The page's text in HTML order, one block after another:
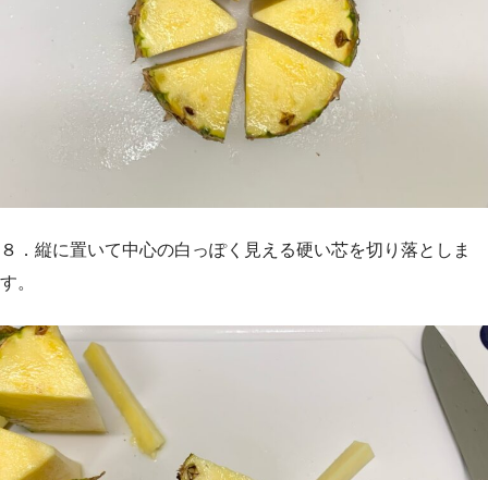
８．縦に置いて中心の白っぽく見える硬い芯を切り落としま
す。